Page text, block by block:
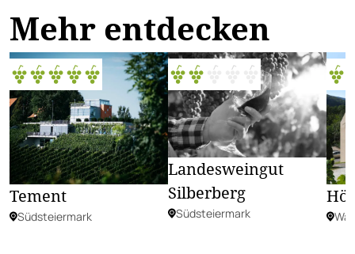
Mehr entdecken
Tement
Südsteiermark
Landesweingut
Silberberg
Südsteiermark